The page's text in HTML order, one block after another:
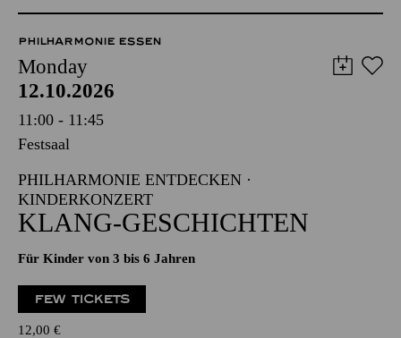
PHILHARMONIE ESSEN
Monday
12.10.2026
11:00 - 11:45
Festsaal
PHILHARMONIE ENTDECKEN ·
KINDERKONZERT
KLANG-GESCHICHTEN
Für Kinder von 3 bis 6 Jahren
FEW TICKETS
12,00 €